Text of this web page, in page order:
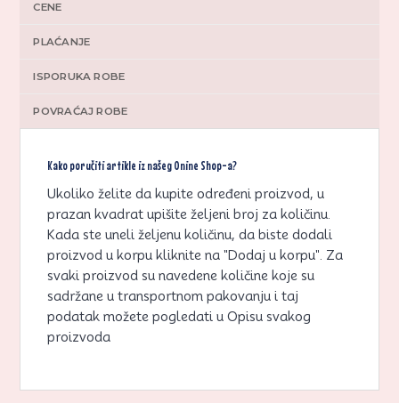
CENE
PLAĆANJE
ISPORUKA ROBE
POVRAĆAJ ROBE
Kako poručiti artikle iz našeg Onine Shop-a?
Ukoliko želite da kupite određeni proizvod, u
prazan kvadrat upišite željeni broj za količinu.
Kada ste uneli željenu količinu, da biste dodali
proizvod u korpu kliknite na "Dodaj u korpu". Za
svaki proizvod su navedene količine koje su
sadržane u transportnom pakovanju i taj
podatak možete pogledati u Opisu svakog
proizvoda